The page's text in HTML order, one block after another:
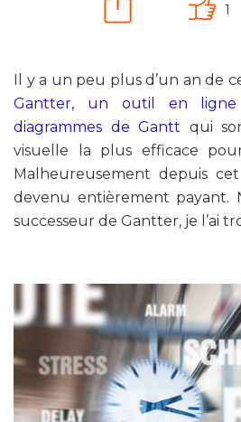
1
Il y a un peu plus d’un an de
Gantter, un outil en ligne
diagrammes de Gantt qui
visuelle la plus efficace
Malheureusement depuis
devenu entièrement payant.
successeur de Gantter, je l’ai